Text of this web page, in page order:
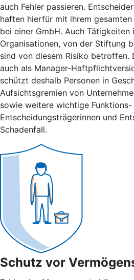
auch Fehler passieren.
haften hierfür mit ihrem
bei einer GmbH. Auch
Organisationen, von der Stiftung
sind von diesem Risiko betroffen.
auch als Manager-
schützt deshalb Personen in
Aufsichtsgremien von
sowie weitere wichtige Funktions-
Entscheidungsträgerinnen und
Schadenfall.
Schutz vor